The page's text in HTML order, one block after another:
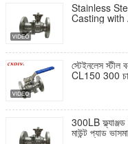
Stainless
Casting with
স্টেইনলেস
CL150 300
300LB
মাউন্ট প্যাড